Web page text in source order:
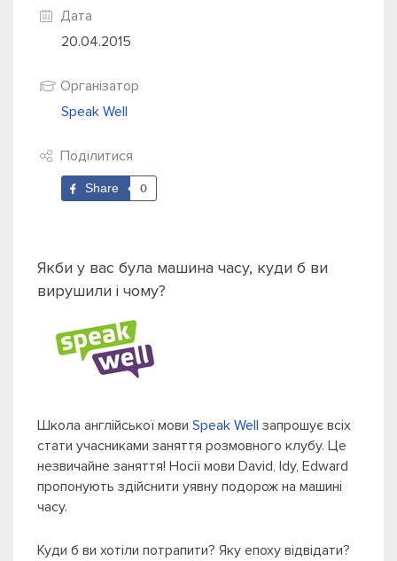
Дата
20.04.2015
Організатор
Speak Well
Поділитися
Share 0
Якби у вас була машина часу, куди б ви
вирушили і чому?
Школа англійської мови Speak Well запрошує всіх
стати учасниками заняття розмовного клубу. Це
незвичайне заняття! Носії мови David, Idy, Edward
пропонують здійснити уявну подорож на машині
часу.
Куди б ви хотіли потрапити? Яку епоху відвідати?